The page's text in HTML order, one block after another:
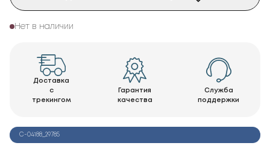
Нет в наличии
Доставка
с
трекингом
Гарантия
качества
Служба
поддержки
С-04188_29785